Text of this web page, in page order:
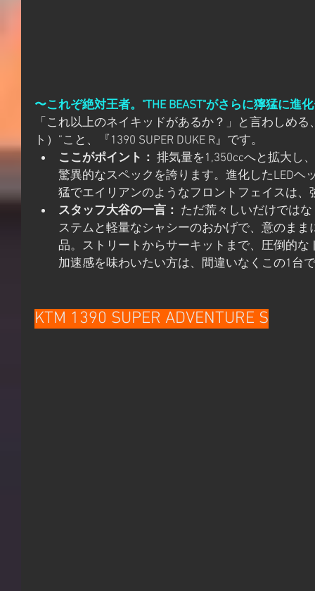
〜これぞ絶対王者。"THE BEAST"がさらに獰猛に進
「これ以上のネイキッドがあるか？」と言わしめる
ト）”こと、『1390 SUPER DUKE R』です。
ここがポイント： 排気量を1,350ccへと拡大し
驚異的なスペックを誇ります。進化したLEDヘ
猛でエイリアンのようなフロントフェイスは
スタッフ大谷の一言： ただ荒々しいだけでは
ステムと軽量なシャシーのおかげで、意のま
品。ストリートからサーキットまで、圧倒的
加速感を味わいたい方は、間違いなくこの1台
KTM 1390 SUPER ADVENTURE S